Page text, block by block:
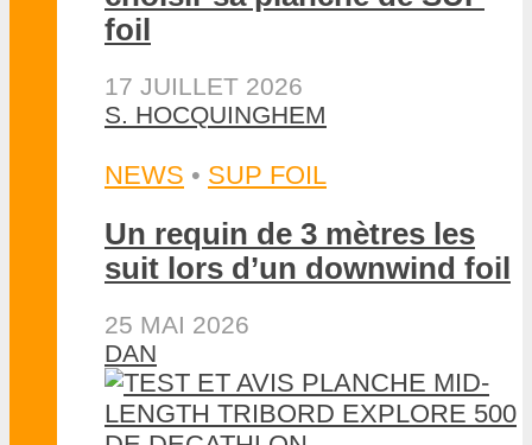
foil
17 JUILLET 2026
S. HOCQUINGHEM
NEWS • SUP FOIL
Un requin de 3 mètres les
suit lors d’un downwind foil
25 MAI 2026
DAN